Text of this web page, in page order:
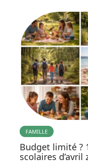
FAMILLE
Budget limité ?
scolaires